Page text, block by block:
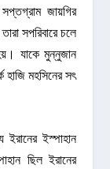
জায়গির
সপরিবারে চলে
যাকে মুন্নুজান
হাজি মহসিনের সৎ
ইস্পাহান
ছিল ইরানের